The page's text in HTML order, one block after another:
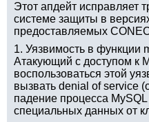
Этот апдейт исправляет
системе защиты в
предоставляемых
1. Уязвимость в функции
Атакующий с доступом к
воспользоваться этой
вызвать denial of service
падение процесса
специальных данных от